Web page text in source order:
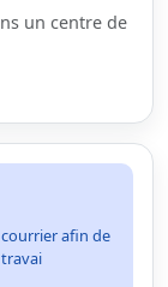
un centre de
afin de